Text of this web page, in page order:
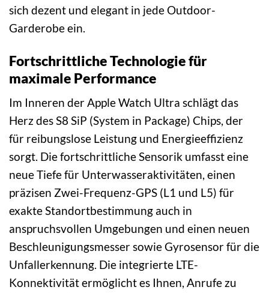
sich dezent und elegant in jede Outdoor-
Garderobe ein.
Fortschrittliche Technologie für
maximale Performance
Im Inneren der Apple Watch Ultra schlägt das
Herz des S8 SiP (System in Package) Chips, der
für reibungslose Leistung und Energieeffizienz
sorgt. Die fortschrittliche Sensorik umfasst eine
neue Tiefe für Unterwasseraktivitäten, einen
präzisen Zwei-Frequenz-GPS (L1 und L5) für
exakte Standortbestimmung auch in
anspruchsvollen Umgebungen und einen neuen
Beschleunigungsmesser sowie Gyrosensor für die
Unfallerkennung. Die integrierte LTE-
Konnektivität ermöglicht es Ihnen, Anrufe zu